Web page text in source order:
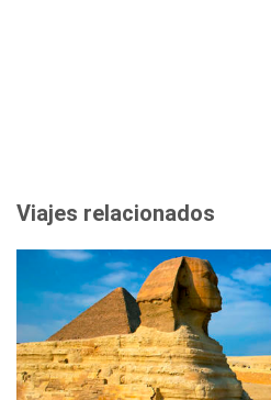
Viajes relacionados